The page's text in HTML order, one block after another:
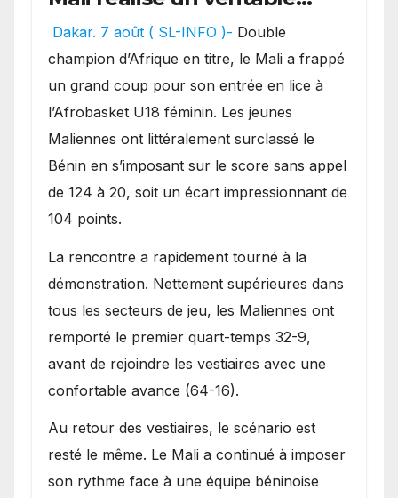
festival offensif et inflige
une lourde défaite au
Bénin.
Dakar. 7 août ( SL-INFO )- Double
champion d’Afrique en titre, le Mali a frappé
un grand coup pour son entrée en lice à
l’Afrobasket U18 féminin. Les jeunes
Maliennes ont littéralement surclassé le
Bénin en s’imposant sur le score sans appel
de 124 à 20, soit un écart impressionnant de
104 points.
La rencontre a rapidement tourné à la
démonstration. Nettement supérieures dans
tous les secteurs de jeu, les Maliennes ont
remporté le premier quart-temps 32-9,
avant de rejoindre les vestiaires avec une
confortable avance (64-16).
Au retour des vestiaires, le scénario est
resté le même. Le Mali a continué à imposer
son rythme face à une équipe béninoise